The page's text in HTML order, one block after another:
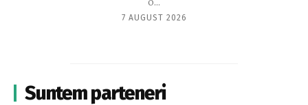
7 AUGUST 2026
Suntem parteneri